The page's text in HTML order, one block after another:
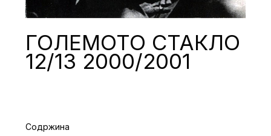
ГОЛЕМОТО СТАКЛО
12/13 2000/2001
Содржина